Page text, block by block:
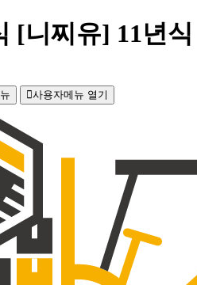
[니찌유] 11년
사용자메뉴 열기